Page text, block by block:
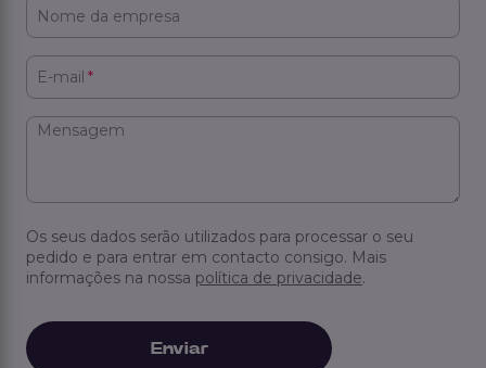
Nome da empresa
E-mail *
Mensagem
Os seus dados serão utilizados para processar o seu
pedido e para entrar em contacto consigo. Mais
informações na nossa política de privacidade.